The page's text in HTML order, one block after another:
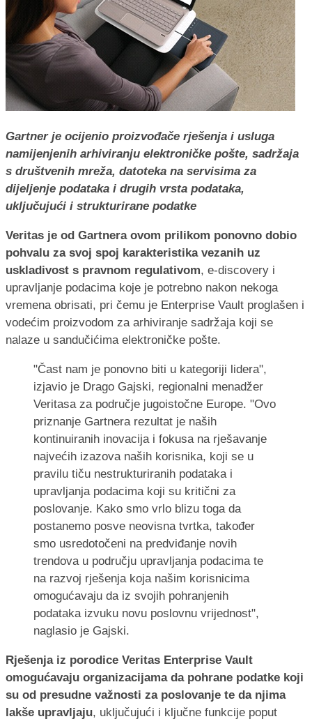
Gartner je ocijenio proizvođače rješenja i usluga
namijenjenih arhiviranju elektroničke pošte, sadržaja
s društvenih mreža, datoteka na servisima za
dijeljenje podataka i drugih vrsta podataka,
uključujući i strukturirane podatke
Veritas je od Gartnera ovom prilikom ponovno dobio
pohvalu za svoj spoj karakteristika vezanih uz
uskladivost s pravnom regulativom, e-discovery i
upravljanje podacima koje je potrebno nakon nekoga
vremena obrisati, pri čemu je Enterprise Vault proglašen i
vodećim proizvodom za arhiviranje sadržaja koji se
nalaze u sandučićima elektroničke pošte.
"Čast nam je ponovno biti u kategoriji lidera",
izjavio je Drago Gajski, regionalni menadžer
Veritasa za područje jugoistočne Europe. "Ovo
priznanje Gartnera rezultat je naših
kontinuiranih inovacija i fokusa na rješavanje
najvećih izazova naših korisnika, koji se u
pravilu tiču nestrukturiranih podataka i
upravljanja podacima koji su kritični za
poslovanje. Kako smo vrlo blizu toga da
postanemo posve neovisna tvrtka, također
smo usredotočeni na predviđanje novih
trendova u području upravljanja podacima te
na razvoj rješenja koja našim korisnicima
omogućavaju da iz svojih pohranjenih
podataka izvuku novu poslovnu vrijednost",
naglasio je Gajski.
Rješenja iz porodice Veritas Enterprise Vault
omogućavaju organizacijama da pohrane podatke koji
su od presudne važnosti za poslovanje te da njima
lakše upravljaju, uključujući i ključne funkcije poput